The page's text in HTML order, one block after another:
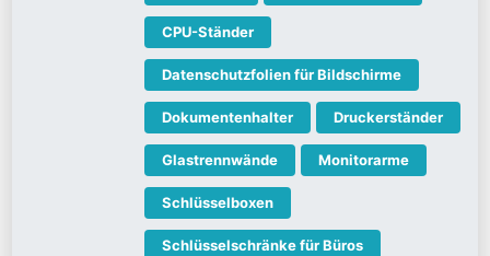
CPU-Ständer
Datenschutzfolien für Bildschirme
Dokumentenhalter Druckerständer
Glastrennwände Monitorarme
Schlüsselboxen
Schlüsselschränke für Büros